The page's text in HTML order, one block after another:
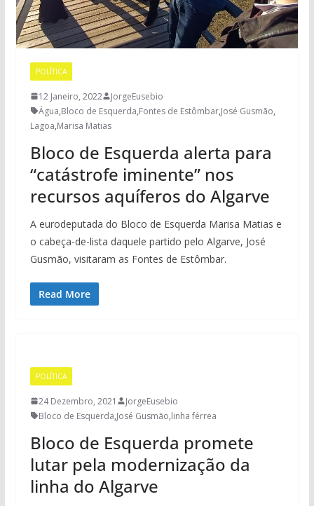
POLÍTICA
12 Janeiro, 2022
JorgeEusebio
Água,Bloco de Esquerda,Fontes de Estômbar,José Gusmão,
Lagoa,Marisa Matias
Bloco de Esquerda alerta para
“catástrofe iminente” nos
recursos aquíferos do Algarve
A eurodeputada do Bloco de Esquerda Marisa Matias e
o cabeça-de-lista daquele partido pelo Algarve, José
Gusmão, visitaram as Fontes de Estômbar.
Read More
POLÍTICA
24 Dezembro, 2021
JorgeEusebio
Bloco de Esquerda,José Gusmão,linha férrea
Bloco de Esquerda promete
lutar pela modernização da
linha do Algarve